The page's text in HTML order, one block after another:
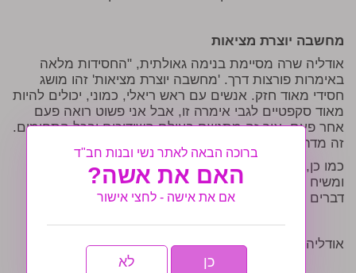
מחשבה יוצרת מציאות
אודליה שרה מסיימת בנימה גאולתית, "החסידות מלאה
באימרות פורצות דרך. 'מחשבה יוצרת מציאות' זהו מושג
חסידי מאוד חזק. אנשים עם ראש ריאלי, כמוני, יכולים להיות
מאוד סקפטיים לגבי אימרה זו, אבל אני פשוט רואה פעם
אחר פעם, איך זה מתגשם בעולם השידוכים ובכל התחומים.
זה מדהים.
כמו כן, הרבי מלך המשיח הורה לנו ללמוד ענייני גאולה
ומשיח כ'דרך הישרה והקלה' להביא את הגאולה. אם כן,
דברים באמת בידיים שלנו!"
אודליה שרה: 054-2353193
ברוכה הבאה לאתר נשי ובנות חב"ד
האם את אשה?
אם את אישה - לחצי אישור
כן לא